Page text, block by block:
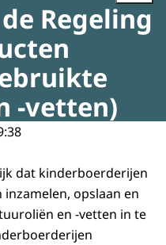
Regeling
-vetten)
dat kinderboerderijen
opslaan en
en -vetten in te